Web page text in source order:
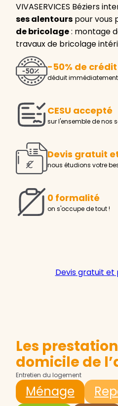
VIVASERVICES Béziers
ses alentours pour vous
de bricolage: montage
travaux de bricolage
-50% de
déduit
CESU accepté
sur l'ensemble de nos
Devis gratuit
nous étudions votre
0 formalité
on s'occupe de tout !
Devis gratuit et
Les
domicile de
Entretien du logement
Ménage